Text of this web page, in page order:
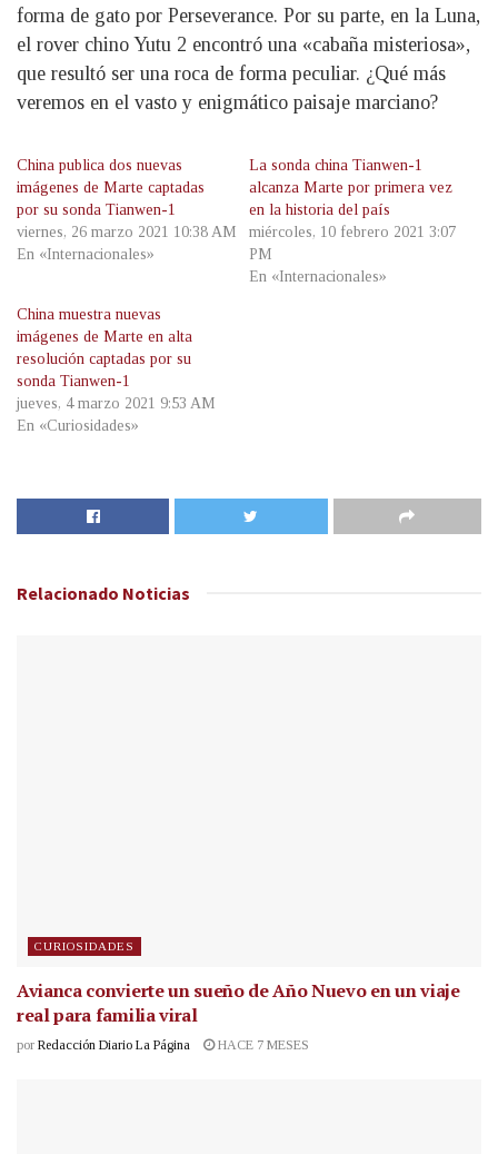
forma de gato por Perseverance. Por su parte, en la Luna,
el rover chino Yutu 2 encontró una «cabaña misteriosa»,
que resultó ser una roca de forma peculiar. ¿Qué más
veremos en el vasto y enigmático paisaje marciano?
China publica dos nuevas
imágenes de Marte captadas
por su sonda Tianwen-1
viernes, 26 marzo 2021 10:38 AM
En «Internacionales»
La sonda china Tianwen-1
alcanza Marte por primera vez
en la historia del país
miércoles, 10 febrero 2021 3:07
PM
En «Internacionales»
China muestra nuevas
imágenes de Marte en alta
resolución captadas por su
sonda Tianwen-1
jueves, 4 marzo 2021 9:53 AM
En «Curiosidades»
Relacionado Noticias
CURIOSIDADES
Avianca convierte un sueño de Año Nuevo en un viaje
real para familia viral
por Redacción Diario La Página HACE 7 MESES